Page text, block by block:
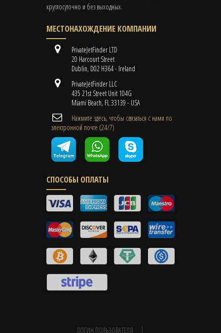
круглосуточно и без выходных.
МЕСТОНАХОЖДЕНИЕ КОМПАНИИ
PrivateJetFinder LTD
20 Harcourt Street
Dublin, D02 H364 - Ireland
PrivateJetFinder LLC
435 21st Street Unit 104G
Miami Beach, FL 33139 - USA
Нажмите здесь, чтобы связаться с нами по
электронной почте (24/7)
СПОСОБЫ ОПЛАТЫ
ЛОГИН ПОЛЬЗОВАТЕЛЯ